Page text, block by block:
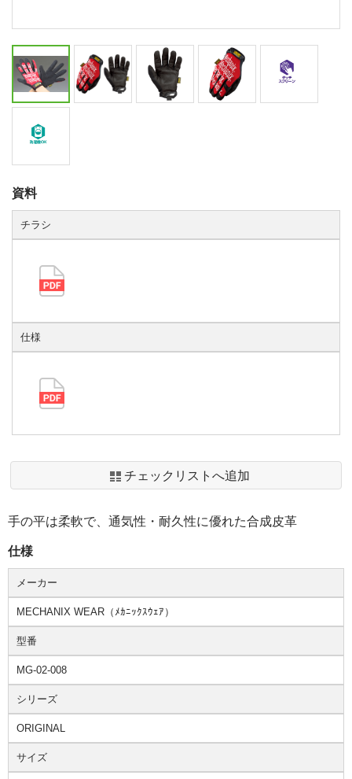
チェックリストへ追加
手の平は柔軟で、通気性・耐久性に優れた合成皮革
仕様
メーカー
MECHANIX WEAR（ﾒｶﾆｯｸｽｳｪｱ）
型番
MG-02-008
シリーズ
ORIGINAL
サイズ
資料
チラシ
仕様